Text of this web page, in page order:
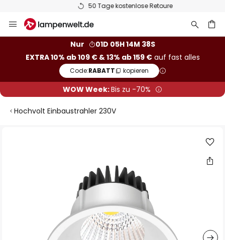
50 Tage kostenlose Retoure
Inhalt
Nur
01D 05H 14M 38S
EXTRA 10% ab 109 € & 13% ab 159 €auf fast alles
Code:RABATT kopieren
WOW Week:Bis zu -70%
Hochvolt Einbaustrahler 230V